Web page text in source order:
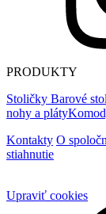
PRODUKTY
Stoličky Barové
nohy a pláty
Kontakty O
stiahnutie
Upraviť cookies